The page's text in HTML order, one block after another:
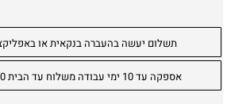
תשלום יעשה בהעברה בנקאית או
אספקה עד 10 ימי עבודה משלוח עד הבית 30 שקל לכל הארץ